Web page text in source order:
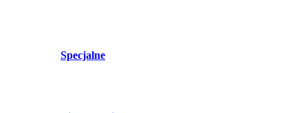
Specjalne